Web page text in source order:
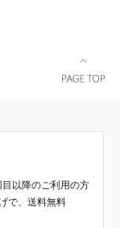
以降のご利用の方
で、送料無料